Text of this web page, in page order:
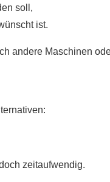
soll,
ist.
andere Maschinen
zeitaufwendig.